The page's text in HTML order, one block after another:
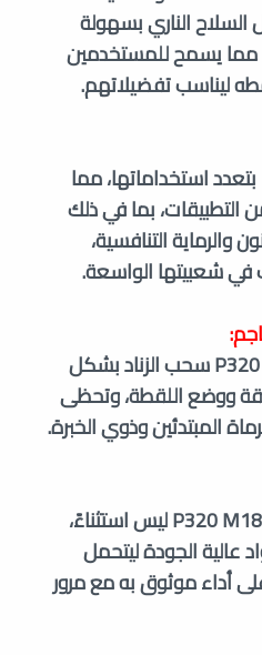
السلاح الناري بسهولة
مما يسمح للمستخدمين
ليناسب تفضيلاتهم.
يشتهر مسدس P320 ام 18 بتعدد استخداماتها، مما
بما في ذلك
والرماية التنافسية،
شعبيتها الواسعة.
يضمن عمل المهاجم P320 M18 سحب الزناد بشكل
ووضع اللقطة، وتحظى
المبتدئين وذوي الخبرة.
Sig Sauer مرادف للمتانة، وP320 M18 ليس استثناءً،
الجودة ليتحمل
أداء موثوق به مع مرور